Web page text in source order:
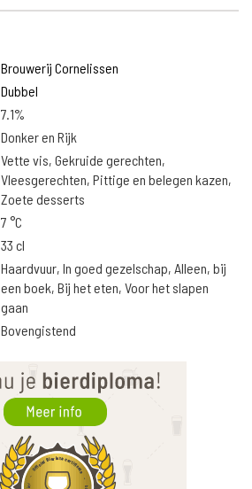
Brouwerij Cornelissen
Dubbel
7.1%
Donker en Rijk
Vette vis, Gekruide gerechten,
Vleesgerechten, Pittige en belegen kazen,
Zoete desserts
7 °C
33 cl
Haardvuur, In goed gezelschap, Alleen, bij
een boek, Bij het eten, Voor het slapen
gaan
Bovengistend